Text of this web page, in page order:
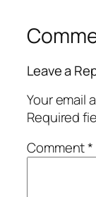
Leave a
Your email
Required
Comment*